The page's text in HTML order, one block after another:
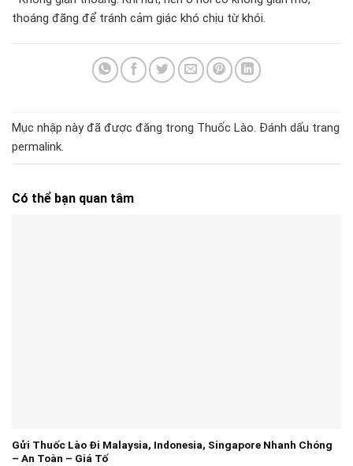
thoáng đãng để tránh cảm giác khó chịu từ khói.
Mục nhập này đã được đăng trong Thuốc Lào. Đánh dấu trang
permalink.
Có thể bạn quan tâm
Gửi Thuốc Lào Đi Malaysia, Indonesia, Singapore Nhanh Chóng
– An Toàn – Giá Tố